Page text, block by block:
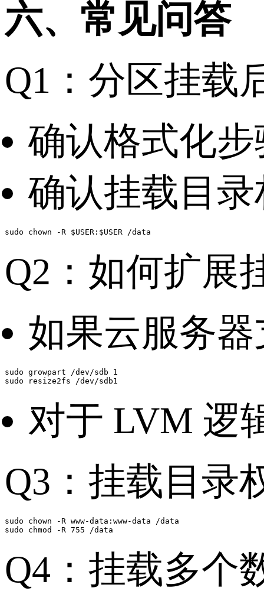
六、常见问答
Q1：分区挂载
确认格式化
确认挂载目
Q2：如何扩展
如果云服务
sudo growpart /dev/sdb 1
对于 LVM 逻
Q3：挂载目录
sudo chown -R www-data:www-data /data
Q4：挂载多个